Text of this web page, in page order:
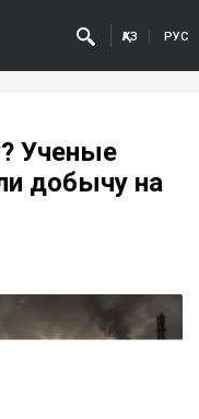
ҚАЗ РУС
Ученые
добычу на